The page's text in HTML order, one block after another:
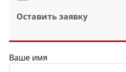
Оставить заявку
Ваше имя